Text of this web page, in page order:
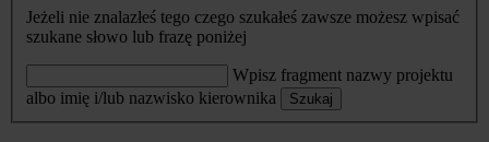
Jeżeli nie znalazłeś tego czego szukałeś zawsze możesz wpisać
szukane słowo lub frazę poniżej
Wpisz fragment nazwy projektu
albo imię i/lub nazwisko kierownika
Szukaj